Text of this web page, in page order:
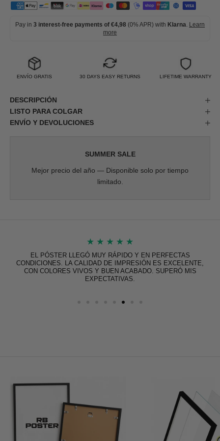
Pay in 3 interest-free payments of €4,98 (0% APR) with Klarna. Learn
more
ENVÍO GRATIS 30 DAYS EASY RETURNS LIFETIME WARRANTY
DESCRIPCIÓN
LISTO PARA COLGAR
ENVÍO Y DEVOLUCIONES
SUMMER SALE
Mejor precio del año — Disponible solo por tiempo
limitado.
★ ★ ★ ★ ★
EL PÓSTER LLEGÓ MUY RÁPIDO Y EN PERFECTAS
CONDICIONES. LA CALIDAD DE IMPRESIÓN ES EXCELENTE,
CON COLORES VIVOS Y BUEN ACABADO. SUPERÓ MIS
EXPECTATIVAS.